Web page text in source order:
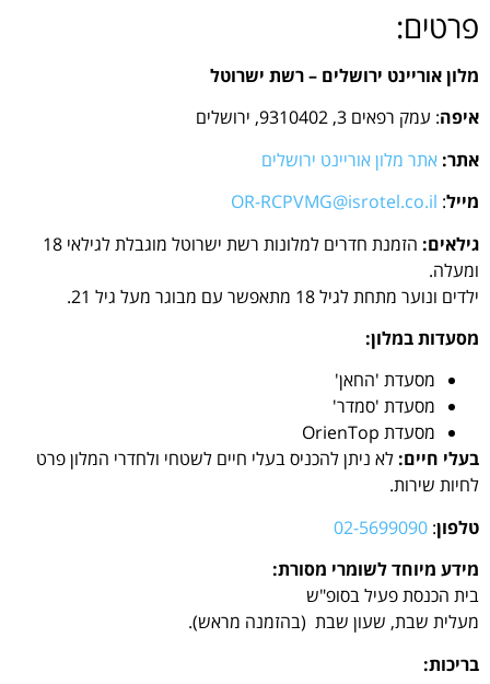
פרטים:
מלון אוריינט ירושלים – רשת ישרוטל
איפה: עמק רפאים 3, 9310402, ירושלים
אתר: אתר מלון אוריינט ירושלים
מייל:
OR-RCPVMG@isrotel.co.il
גילאים:
הזמנת חדרים למלונות רשת ישרוטל מוגבלת לגילאי 18
ומעלה.
ילדים ונוער מתחת לגיל 18 מתאפשר עם מבוגר מעל גיל 21.
מסעדות במלון:
מסעדת 'החאן'
מסעדת 'סמדר'
מסעדת OrienTop
בעלי חיים: לא ניתן להכניס בעלי חיים לשטחי ולחדרי המלון פרט
לחיות שירות.
טלפון:
02-5699090
מידע מיוחד לשומרי מסורת:
בית הכנסת פעיל בסופ"ש
מעלית שבת, שעון שבת (בהזמנה מראש).
בריכות: